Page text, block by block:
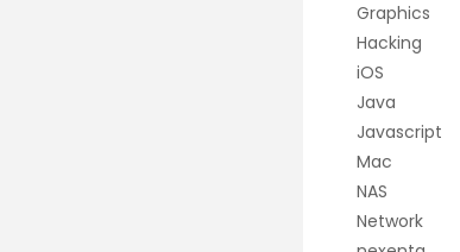
Graphics
Hacking
iOS
Java
Javascript
Mac
NAS
Network